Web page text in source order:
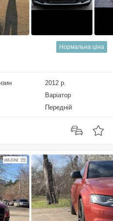
Нормальна ціна
2012 р.
Варіатор
Передній